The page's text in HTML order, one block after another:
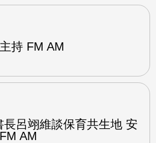
持 FM AM
長呂翊維談保育共生地 安
AM